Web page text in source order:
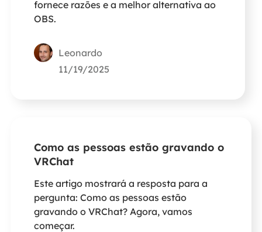
fornece razões e a melhor alternativa ao
OBS.
Leonardo
11/19/2025
Como as pessoas estão gravando o
VRChat
Este artigo mostrará a resposta para a
pergunta: Como as pessoas estão
gravando o VRChat? Agora, vamos
começar.